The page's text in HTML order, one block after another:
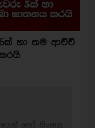
හා තම ආච්චි